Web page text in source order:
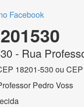
Facebook
- Rua
18201-530 ou
Pedro Voss